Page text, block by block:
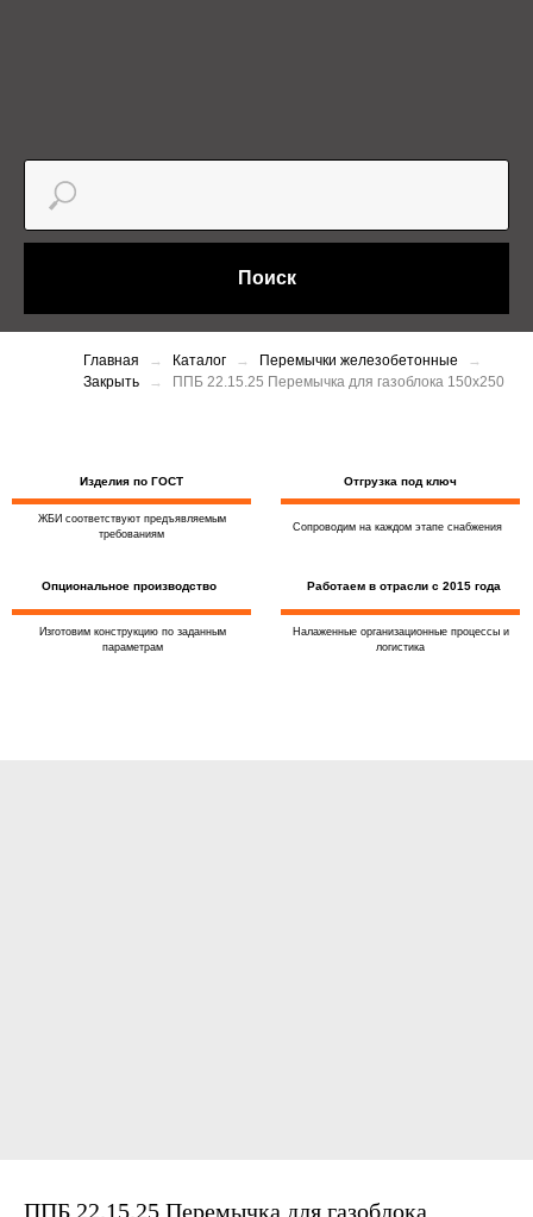
Поиск
Главная Каталог
Перемычки железобетонные
Закрыть
ППБ 22.15.25 Перемычка для газоблока 150х250
Изделия по ГОСТ
ЖБИ соответствуют предъявляемым
требованиям
Изготовим конструкцию по заданным
параметрам
Опциональное производство
Отгрузка под ключ
Сопроводим на каждом этапе снабжения
Налаженные организационные процессы и
логистика
Работаем в отрасли с 2015 года
ППБ 22.15.25 Перемычка для газоблока